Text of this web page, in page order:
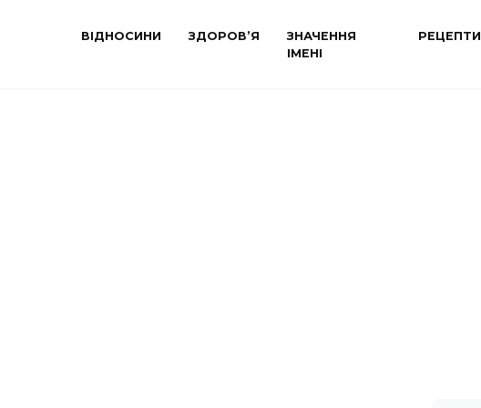
ВІДНОСИНИ ЗДОРОВ’Я
ЗНАЧЕННЯ
ІМЕНІ
РЕЦЕПТИ